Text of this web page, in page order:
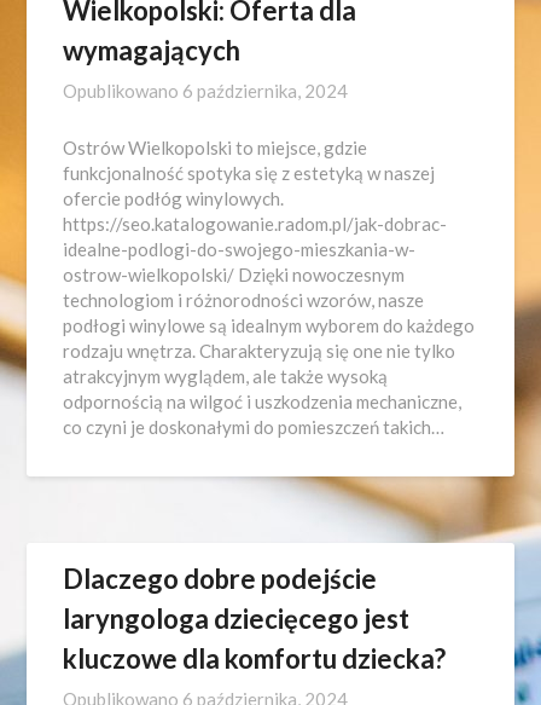
Wielkopolski: Oferta dla
wymagających
Opublikowano 6 października, 2024
Ostrów Wielkopolski to miejsce, gdzie
funkcjonalność spotyka się z estetyką w naszej
ofercie podłóg winylowych.
https://seo.katalogowanie.radom.pl/jak-dobrac-
idealne-podlogi-do-swojego-mieszkania-w-
ostrow-wielkopolski/ Dzięki nowoczesnym
technologiom i różnorodności wzorów, nasze
podłogi winylowe są idealnym wyborem do każdego
rodzaju wnętrza. Charakteryzują się one nie tylko
atrakcyjnym wyglądem, ale także wysoką
odpornością na wilgoć i uszkodzenia mechaniczne,
co czyni je doskonałymi do pomieszczeń takich…
Dlaczego dobre podejście
laryngologa dziecięcego jest
kluczowe dla komfortu dziecka?
Opublikowano 6 października, 2024